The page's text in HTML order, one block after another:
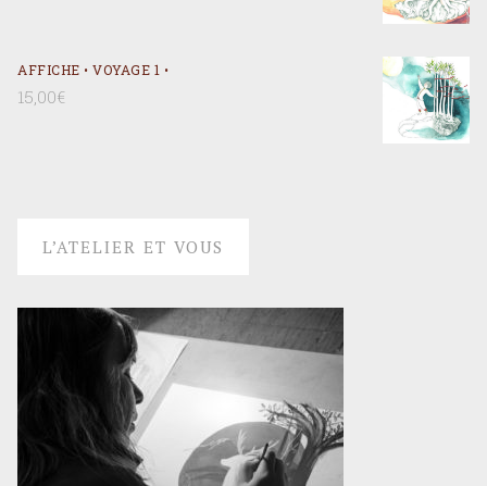
AFFICHE • VOYAGE 1 •
15,00€
L’ATELIER ET VOUS